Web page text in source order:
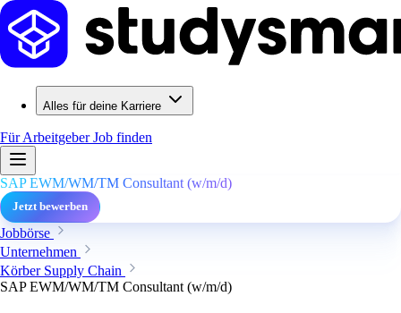
Alles für deine Karriere
Für ArbeitgeberJob finden
SAP EWM/WM/TM Consultant (w/m/d)
Jetzt bewerben
Jobbörse
Unternehmen
Körber Supply Chain
SAP EWM/WM/TM Consultant (w/m/d)